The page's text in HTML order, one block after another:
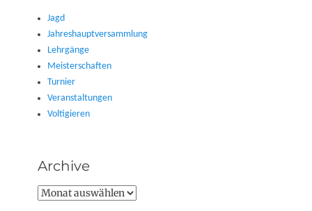
Jagd
Jahreshauptversammlung
Lehrgänge
Meisterschaften
Turnier
Veranstaltungen
Voltigieren
Archive
Archive